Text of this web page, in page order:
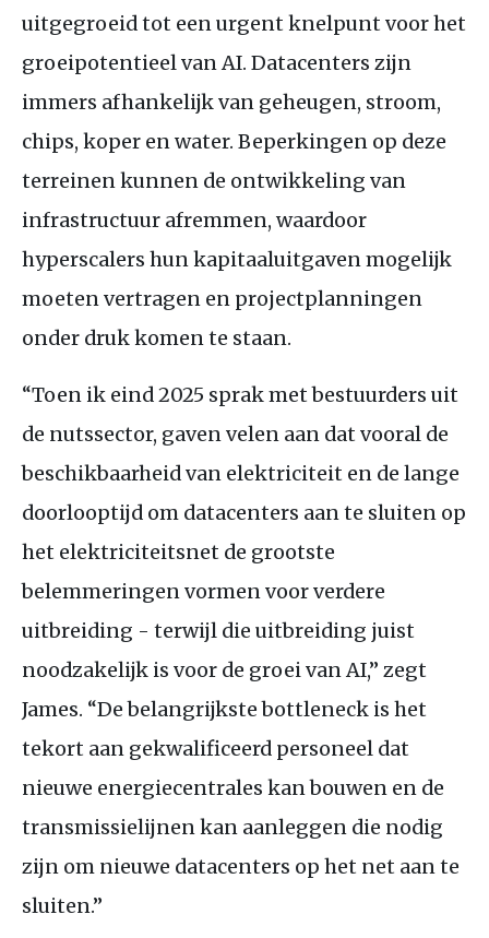
uitgegroeid tot een urgent knelpunt voor het
groeipotentieel van AI. Datacenters zijn
immers afhankelijk van geheugen, stroom,
chips, koper en water. Beperkingen op deze
terreinen kunnen de ontwikkeling van
infrastructuur afremmen, waardoor
hyperscalers hun kapitaaluitgaven mogelijk
moeten vertragen en projectplanningen
onder druk komen te staan.
“Toen ik eind 2025 sprak met bestuurders uit
de nutssector, gaven velen aan dat vooral de
beschikbaarheid van elektriciteit en de lange
doorlooptijd om datacenters aan te sluiten op
het elektriciteitsnet de grootste
belemmeringen vormen voor verdere
uitbreiding - terwijl die uitbreiding juist
noodzakelijk is voor de groei van AI,” zegt
James. “De belangrijkste bottleneck is het
tekort aan gekwalificeerd personeel dat
nieuwe energiecentrales kan bouwen en de
transmissielijnen kan aanleggen die nodig
zijn om nieuwe datacenters op het net aan te
sluiten.”